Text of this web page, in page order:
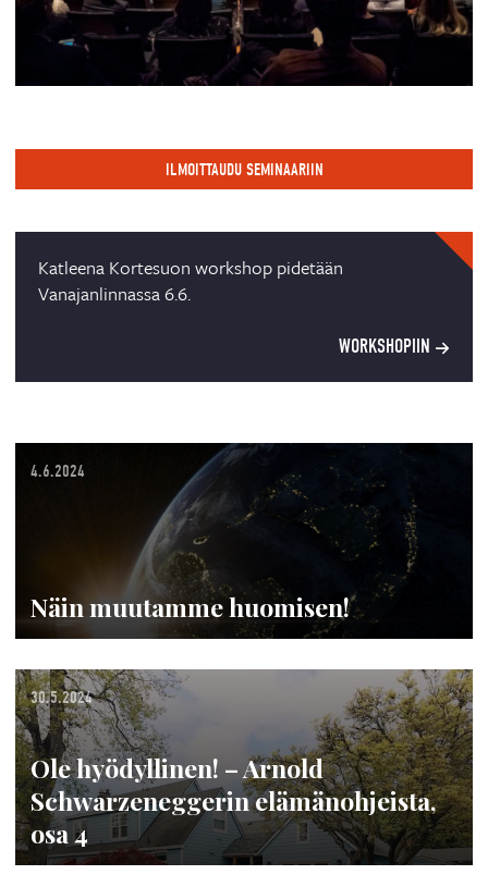
ILMOITTAUDU SEMINAARIIN
Katleena Kortesuon workshop pidetään
Vanajanlinnassa 6.6.
WORKSHOPIIN
4.6.2024
Näin muutamme huomisen!
30.5.2024
Ole hyödyllinen! – Arnold
Schwarzeneggerin elämänohjeista,
osa 4